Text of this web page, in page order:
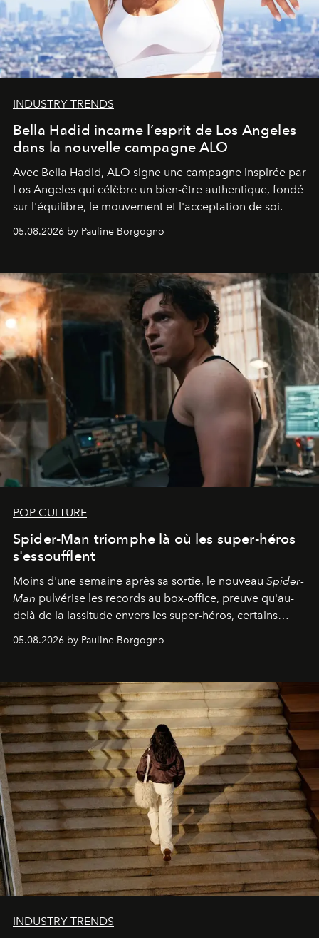
INDUSTRY TRENDS
Bella Hadid incarne l’esprit de Los Angeles
dans la nouvelle campagne ALO
Avec Bella Hadid, ALO signe une campagne inspirée par
Los Angeles qui célèbre un bien-être authentique, fondé
sur l'équilibre, le mouvement et l'acceptation de soi.
05.08.2026 by Pauline Borgogno
POP CULTURE
Spider-Man triomphe là où les super-héros
s'essoufflent
Moins d'une semaine après sa sortie, le nouveau Spider-
Man pulvérise les records au box-office, preuve qu'au-
delà de la lassitude envers les super-héros, certains
personnages continuent de susciter une ferveur intacte.
05.08.2026 by Pauline Borgogno
INDUSTRY TRENDS